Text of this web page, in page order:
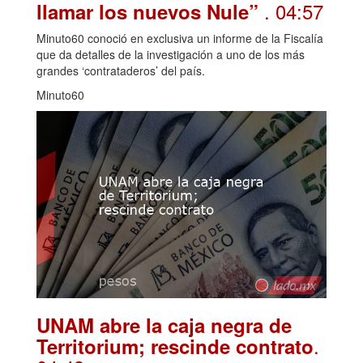
llamar los nuevos Nule” . 04:57
Minuto60 conoció en exclusiva un informe de la Fiscalía
que da detalles de la investigación a uno de los más
grandes ‘contrataderos’ del país.
Minuto60
UNAM abre la caja negra de
Territorium; rescinde contrato.